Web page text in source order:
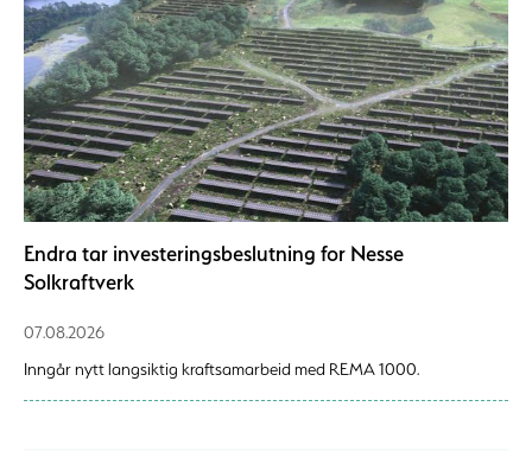
Endra tar investeringsbeslutning for Nesse
Solkraftverk
07.08.2026
Inngår nytt langsiktig kraftsamarbeid med REMA 1000.